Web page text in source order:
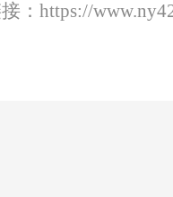
： https://